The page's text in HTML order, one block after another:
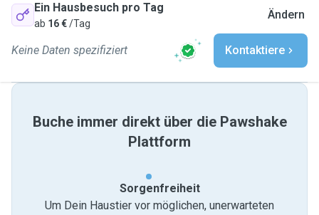
Ein Hausbesuch pro Tag
ab 16 €/Tag
Ändern
Keine Daten spezifiziert Kontaktiere
Buche immer direkt über die Pawshake
Plattform
Sorgenfreiheit
Um Dein Haustier vor möglichen, unerwarteten